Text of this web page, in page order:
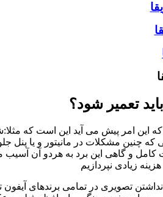
تعمیر شود؟
امر پیش می آید این است که
مشکلات در مانیتور و یا پنل
و گاهی این برد به هردو آن
زیادی نپردازیم
تصویری در تمامی برندهای